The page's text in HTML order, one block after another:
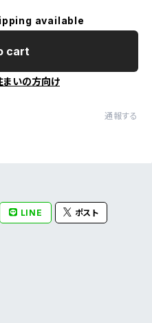
available
cart
まいの方向け
通報する
LINE ポスト